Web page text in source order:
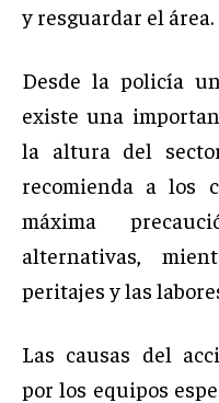
y resguardar el área.
Desde la policía
existe una
la altura del
recomienda a los
máxima
alternativas,
peritajes y las
Las causas del
por los equipos